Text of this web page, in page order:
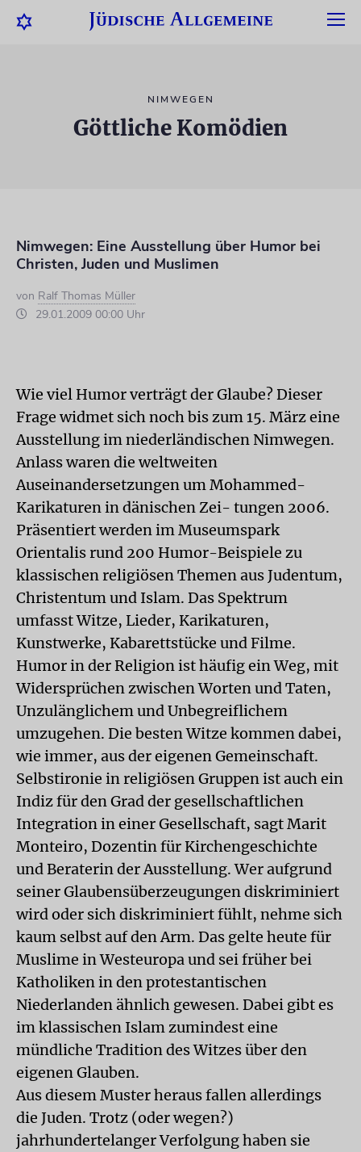
NIMWEGEN
Göttliche Komödien
Nimwegen: Eine Ausstellung über Humor bei
Christen, Juden und Muslimen
von Ralf Thomas Müller
29.01.2009 00:00 Uhr
Wie viel Humor verträgt der Glaube? Dieser
Frage widmet sich noch bis zum 15. März eine
Ausstellung im niederländischen Nimwegen.
Anlass waren die weltweiten
Auseinandersetzungen um Mohammed-
Karikaturen in dänischen Zei- tungen 2006.
Präsentiert werden im Museumspark
Orientalis rund 200 Humor-Beispiele zu
klassischen religiösen Themen aus Judentum,
Christentum und Islam. Das Spektrum
umfasst Witze, Lieder, Karikaturen,
Kunstwerke, Kabarettstücke und Filme.
Humor in der Religion ist häufig ein Weg, mit
Widersprüchen zwischen Worten und Taten,
Unzulänglichem und Unbegreiflichem
umzugehen. Die besten Witze kommen dabei,
wie immer, aus der eigenen Gemeinschaft.
Selbstironie in religiösen Gruppen ist auch ein
Indiz für den Grad der gesellschaftlichen
Integration in einer Gesellschaft, sagt Marit
Monteiro, Dozentin für Kirchengeschichte
und Beraterin der Ausstellung. Wer aufgrund
seiner Glaubensüberzeugungen diskriminiert
wird oder sich diskriminiert fühlt, nehme sich
kaum selbst auf den Arm. Das gelte heute für
Muslime in Westeuropa und sei früher bei
Katholiken in den protestantischen
Niederlanden ähnlich gewesen. Dabei gibt es
im klassischen Islam zumindest eine
mündliche Tradition des Witzes über den
eigenen Glauben.
Aus diesem Muster heraus fallen allerdings
die Juden. Trotz (oder wegen?)
jahrhundertelanger Verfolgung haben sie